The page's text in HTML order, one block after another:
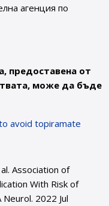
агенция по
предоставена от
може да бъде
avoid topiramate
Association of
With Risk of
2022 Jul